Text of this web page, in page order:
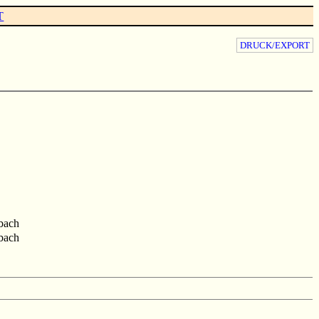
DRUCK/EXPORT